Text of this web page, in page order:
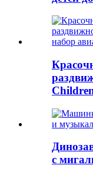
с